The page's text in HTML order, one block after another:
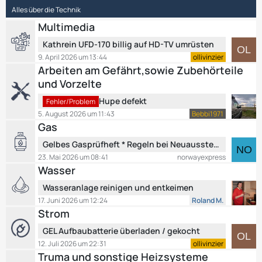
ä
g
e
B
e
r
ä
g
Alles über die Technik
Multimedia
e
t
z
t
B
e
r
ä
Kathrein UFD-170 billig auf HD-TV umrüsten
ollivinzier
9. April 2026 um 13:44
Arbeiten am Gefährt,sowie Zubehörteile
und Vorzelte
e
t
z
e
B
t
r
g
e
Fehler/Problem Hupe defekt
Bebbi1971
5. August 2026 um 11:43
Gas
e
t
z
e
B
t
r
Gelbes Gasprüfheft * Regeln bei Neuausstellung Ersatzheft * Mitführpflicht
norwayexpress
23. Mai 2026 um 08:41
Wasser
e
t
z
e
B
Wasseranlage reinigen und entkeimen
Roland M.
17. Juni 2026 um 12:24
Strom
e
t
GEL Aufbaubatterie überladen / gekocht
ollivinzier
12. Juli 2026 um 22:31
Truma und sonstige Heizsysteme